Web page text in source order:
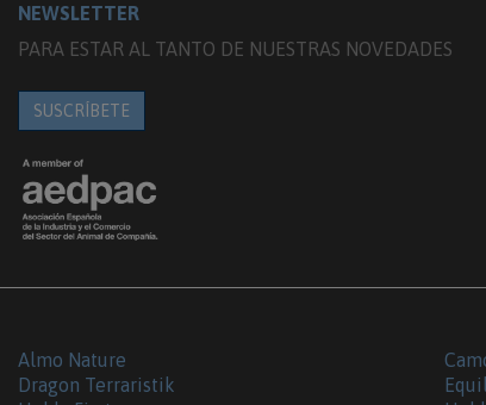
NEWSLETTER
PARA ESTAR AL TANTO DE NUESTRAS NOVEDADES
SUSCRÍBETE
Almo Nature
Dragon Terraristik